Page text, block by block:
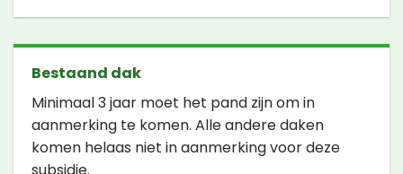
Bestaand dak
Minimaal 3 jaar moet het pand zijn om in
aanmerking te komen. Alle andere daken
komen helaas niet in aanmerking voor deze